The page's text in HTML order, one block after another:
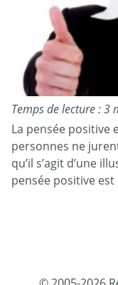
Temps de lecture : 3
La pensée positive
personnes ne
qu’il s’agit d’une
pensée positive